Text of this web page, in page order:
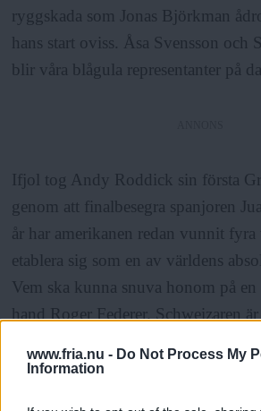
www.fria.nu - Do Not Process My
Information
ryggskada som Jonas Björkman
hans start oviss. Åsa Svensson och
blir våra blågula representanter på
Ifjol tog Andy Roddick sin första
genom att finalbesegra spanjoren
år har amerikanen redan vunnit
etablera sig som en av världens
Vem ska kunna snuva honom på
hand Roger Federer. Schweizaren
matcher bara i år talar sitt tydliga